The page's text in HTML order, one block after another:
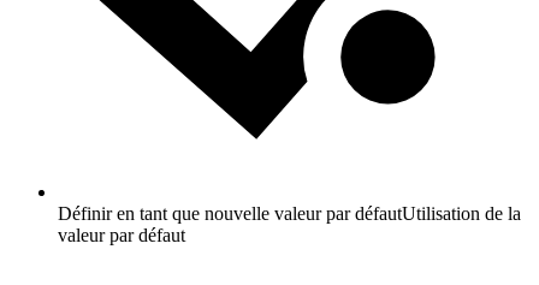
Définir en tant que nouvelle valeur par défautUtilisation de la
valeur par défaut